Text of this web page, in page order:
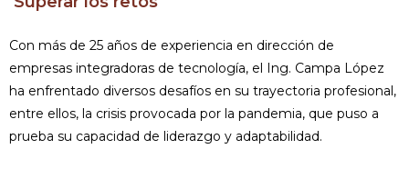
Con más de 25 años de experiencia en dirección de
empresas integradoras de tecnología, el Ing. Campa López
ha enfrentado diversos desafíos en su trayectoria profesional,
entre ellos, la crisis provocada por la pandemia, que puso a
prueba su capacidad de liderazgo y adaptabilidad.